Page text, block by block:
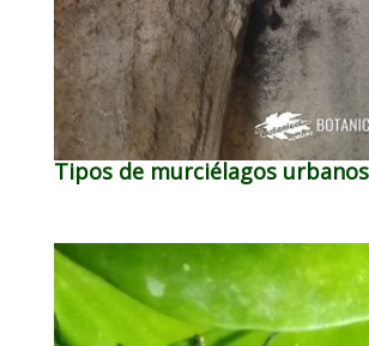
Tipos de murciélagos urbanos